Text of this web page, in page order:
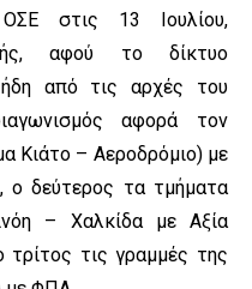
στις 13 Ιουλίου,
αφού το δίκτυο
ήδη από τις αρχές του
αφορά τον
Κιάτο – Αεροδρόμιο) με
δεύτερος τα τμήματα
– Χαλκίδα με Αξία
τις γραμμές της